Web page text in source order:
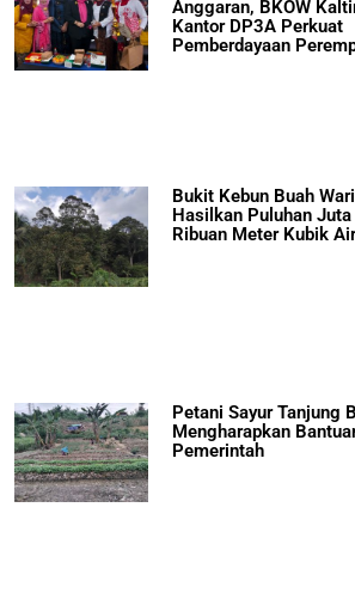
Anggaran, BKOW
Kantor DP3A Perkuat
Pemberdayaan
Bukit Kebun Buah
Hasilkan Puluhan Juta
Ribuan Meter Kubik Air
Petani Sayur Tanjung
Mengharapkan
Pemerintah